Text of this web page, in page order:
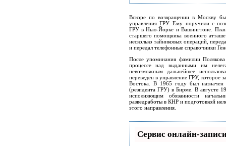
Вскоре по возвращении в Москву
управления ГРУ. Ему поручили с
ГРУ в Нью-Йорке и Вашингтоне.
старшего помощника военного
несколько тайниковых операций,
и передал телефонные справочники
После упоминания фамилии
процессе над выданными им
невозможным дальнейшее
переведён в управление ГРУ, которое
Востока. В 1965 году был
(резидента ГРУ) в Бирме. В августе
исполняющим обязанности
разведработы в КНР и подготовкой
этого направления.
Сервис онлайн-